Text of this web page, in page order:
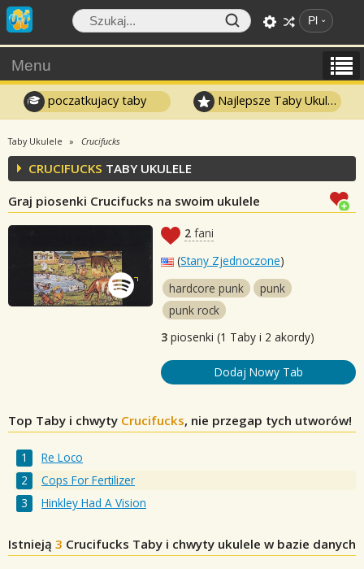
Pl
Menu
poczatkujacy taby Najlepsze Taby Ukulele
Taby Ukulele Crucifucks
CRUCIFUCKS TABY UKULELE
Graj piosenki Crucifucks na swoim ukulele
2 fani
(Stany Zjednoczone)
hardcore punk
punk
punk rock
3 piosenki (1 Taby i 2 akordy)
Dodaj Nowy Tab
Top Taby i chwyty Crucifucks, nie przegap tych utworów!
Re Loco
Cops For Fertilizer
Hinkley Had A Vision
Istnieją 3 Crucifucks Taby i chwyty ukulele w bazie danych